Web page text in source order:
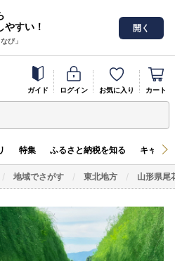
すい！
び」
開く
ガイド ログイン お気に入り カート
特集 ふるさと納税を知る キャン
地域でさがす 東北地方 山形県尾